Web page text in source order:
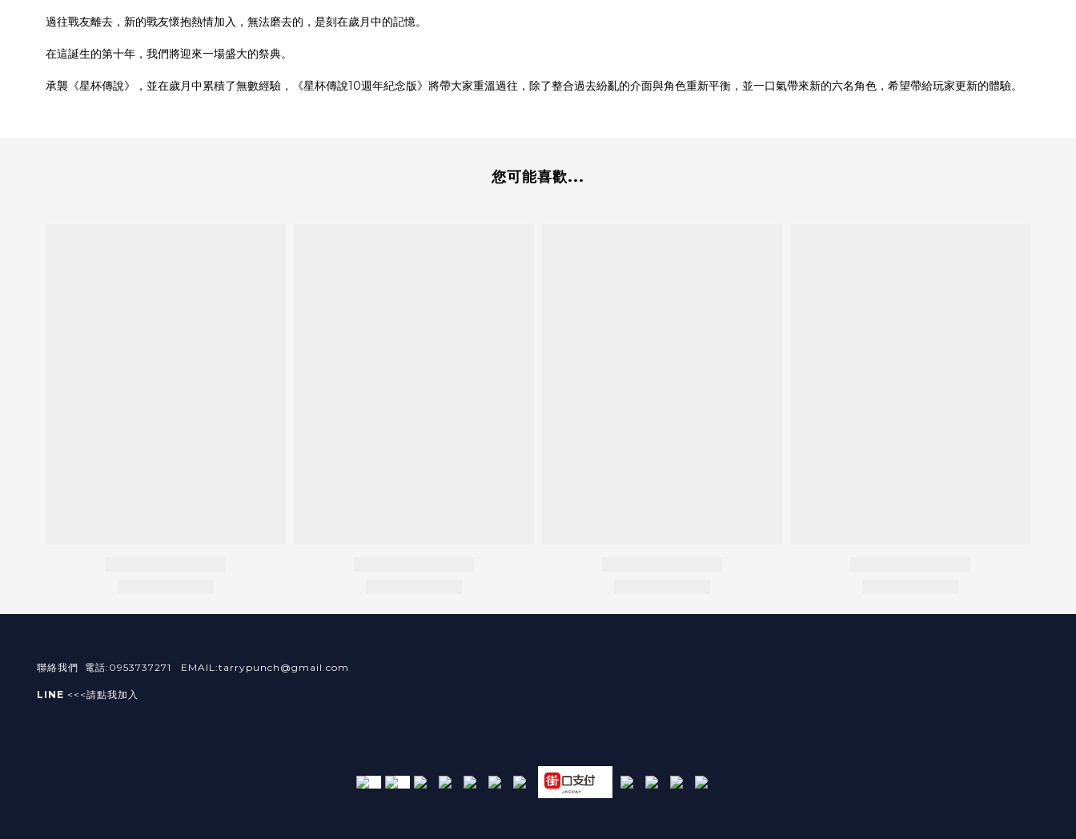
過往戰友離去，新的戰友懷抱熱情加入，無法磨去的，是刻在歲月中的記憶。
在這誕生的第十年，我們將迎來一場盛大的祭典。
承襲《星杯傳說》，並在歲月中累積了無數經驗，《星杯傳說10週年紀念版》將帶大家重溫過往，除了整合過去紛亂的介面與角色重新平衡，並一口氣帶來新的六名角色，希望帶給玩家更新的體驗。
您可能喜歡...
聯絡我們 電話:0953737271 EMAIL:tarrypunch@gmail.com
LINE <<<請點我加入